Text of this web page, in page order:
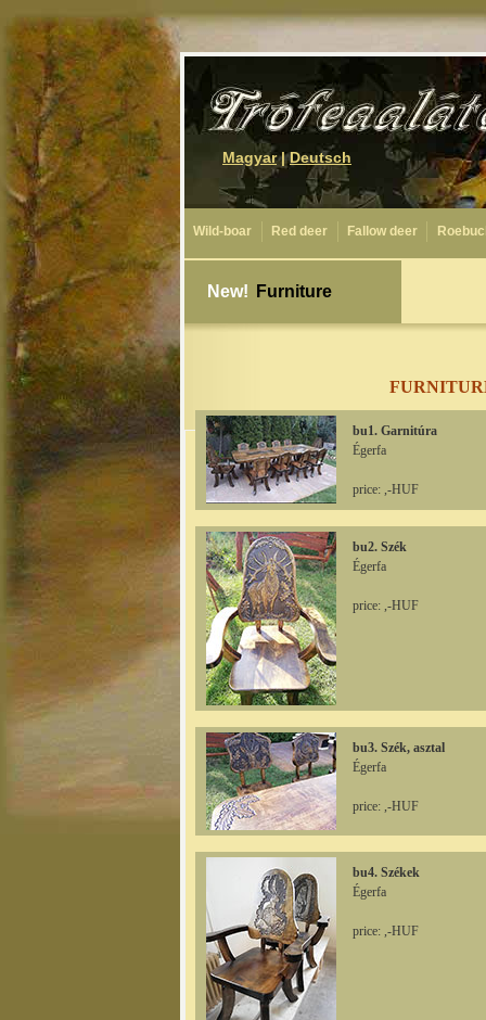
Magyar|Deutsch
Wild-boar Red deer Fallow deer
New! Furniture
bu1. Garnitúra
Égerfa
price: ,-HUF
bu2. Szék
Égerfa
price: ,-HUF
bu3. Szék, asztal
Égerfa
price: ,-HUF
bu4. Székek
Égerfa
price: ,-HUF